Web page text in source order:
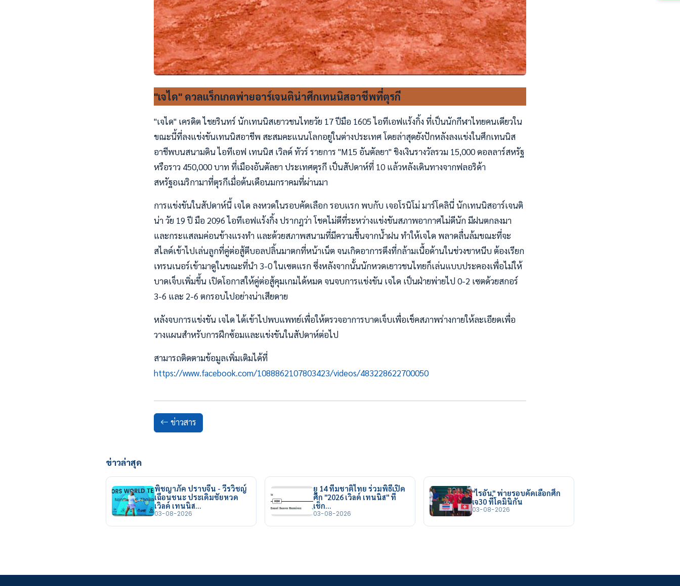
"เจได" ดวลแร็กเกตพ่ายอาร์เจนติน่าศึกเทนนิสอาชีพที่ตุรกี
"เจได" เครดิต ไชยรินทร์ นักเทนนิสเยาวชนไทยวัย 17 ปีมือ 1605 ไอทีเอฟแร้งกิ้ง ที่เป็นนักกีฬาไทยคนเดียวใน
ขณะนี้ที่ลงแข่งขันเทนนิสอาชีพ สะสมคะแนนโลกอยู่ในต่างประเทศ โดยล่าสุดยังปักหลังลงแข่งในศึกเทนนิส
อาชีพบนสนามดิน ไอทีเอฟ เทนนิส เวิลด์ ทัวร์ รายการ "M15 อันตัลยา" ชิงเงินรางวัลรวม 15,000 ดอลลาร์สหรัฐ
หรือราว 450,000 บาท ที่เมืองอันตัลยา ประเทศตุรกี เป็นสัปดาห์ที่ 10 แล้วหลังเดินทางจากฟลอริด้า
สหรัฐอเมริกามาที่ตุรกีเมื่อต้นเดือนมกราคมที่ผ่านมา
การแข่งขันในสัปดาห์นี้ เจได ลงหวดในรอบคัดเลือก รอบแรก พบกับ เจอโรนิโม่ มาร์โคลินี่ นักเทนนิสอาร์เจนติ
น่า วัย 19 ปี มือ 2096 ไอทีเอฟแร้งกิ้ง ปรากฎว่า โชคไม่ดีที่ระหว่างแข่งขันสภาพอากาศไม่ดีนัก มีฝนตกลงมา
และกระแสลมค่อนข้างแรงทำ และด้วยสภาพสนามที่มีความชื้นจากน้ำฝน ทำให้เจได พลาดลื่นล้มขณะที่จะ
สไลด์เข้าไปเล่นลูกที่คู่ต่อสู้ตีบอลปลิ้นมาตกที่หน้าเน็ต จนเกิดอาการตึงที่กล้ามเนื้อด้านในช่วงขาหนีบ ต้องเรียก
เทรนเนอร์เข้ามาดูในขณะที่นำ 3-0 ในเซตแรก ซึ่งหลังจากนั้นนักหวดเยาวชนไทยก็เล่นแบบประคองเพื่อไม่ให้
บาดเจ็บเพิ่มขึ้น เปิดโอกาสให้คู่ต่อสู้คุมเกมได้หมด จนจบการแข่งขัน เจได เป็นฝ่ายพ่ายไป 0-2 เซตด้วยสกอร์
3-6 และ 2-6 ตกรอบไปอย่างน่าเสียดาย
หลังจบการแข่งขัน เจได ได้เข้าไปพบแพทย์เพื่อให้ตรวจอาการบาดเจ็บเพื่อเช็คสภาพร่างกายให้ละเอียดเพื่อ
วางแผนสำหรับการฝึกซ้อมและแข่งขันในสัปดาห์ต่อไป
สามารถติดตามข้อมูลเพิ่มเติมได้ที่
https://www.facebook.com/1088862107803423/videos/483228622700050
ข่าวสาร
ข่าวล่าสุด
พิชญาภัค ปราบจีน - วีรวิชญ์
เฉือนชนะ ประเดิมชัยหวด
เวิลด์ เทนนิส…
03-08-2026
ยู 14 ทีมชาติไทย ร่วมพิธีเปิด
ศึก "2026 เวิลด์ เทนนิส" ที่
เช็ก…
03-08-2026
"ไรอัน" พ่ายรอบคัดเลือกศึก
เจ30 ที่โดมินิกัน
03-08-2026